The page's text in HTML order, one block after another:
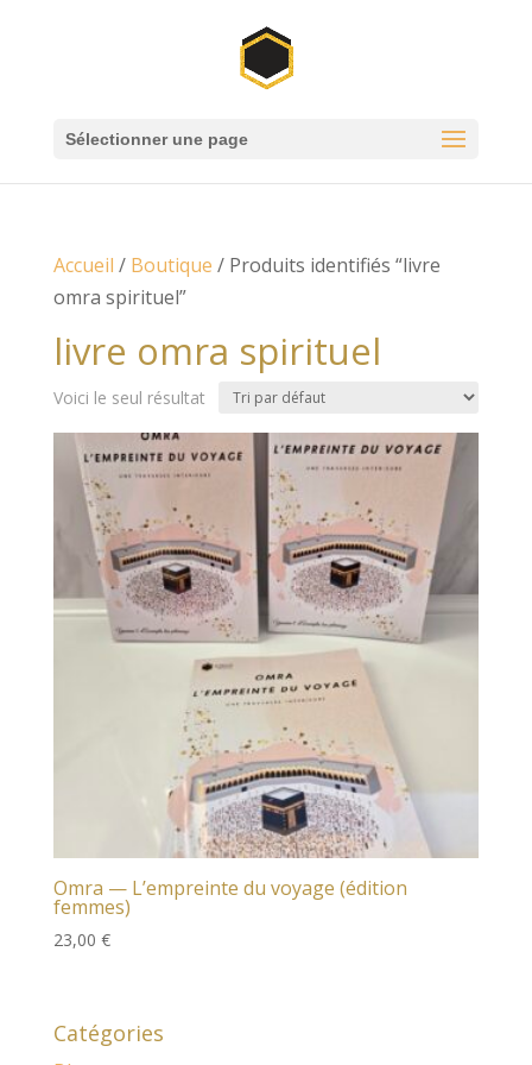
Sélectionner une page
Accueil / Boutique / Produits identifiés “livre
omra spirituel”
livre omra spirituel
Voici le seul résultat
Omra — L’empreinte du voyage (édition
femmes)
23,00 €
Catégories